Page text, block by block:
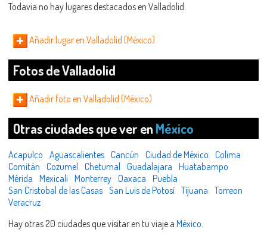
Todavia no hay lugares destacados en Valladolid.
Añadir lugar en Valladolid (México)
Fotos de Valladolid
Añadir foto en Valladolid (México)
Otras ciudades que ver en México
Acapulco Aguascalientes Cancún Ciudad de México Colima
Comitán Cozumel Chetumal Guadalajara Huatabampo
Mérida Mexicali Monterrey Oaxaca Puebla
San Cristobal de las Casas San Luis de Potosí Tijuana Torreon
Veracruz
Hay otras 20 ciudades que visitar en tu viaje a México.